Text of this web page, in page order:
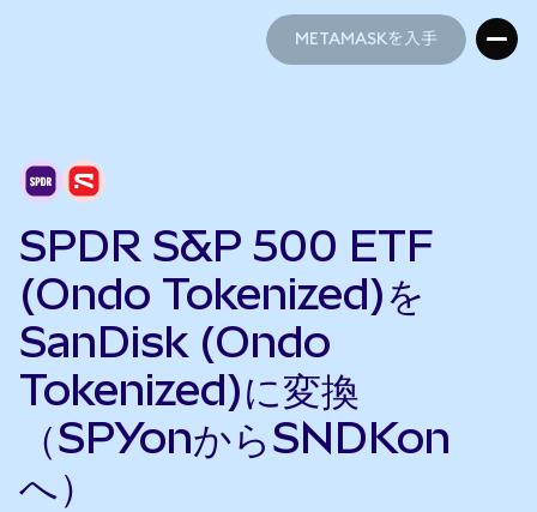
METAMASKを入手
SPDR S&P 500 ETF
(Ondo Tokenized)を
SanDisk (Ondo
Tokenized)に変換
（SPYonからSNDKon
へ）